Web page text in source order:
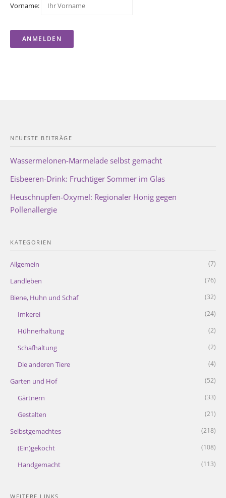
Vorname:
NEUESTE BEITRÄGE
Wassermelonen-Marmelade selbst gemacht
Eisbeeren-Drink: Fruchtiger Sommer im Glas
Heuschnupfen-Oxymel: Regionaler Honig gegen
Pollenallergie
KATEGORIEN
Allgemein (7)
Landleben (76)
Biene, Huhn und Schaf (32)
Imkerei (24)
Hühnerhaltung (2)
Schafhaltung (2)
Die anderen Tiere (4)
Garten und Hof (52)
Gärtnern (33)
Gestalten (21)
Selbstgemachtes (218)
(Ein)gekocht (108)
Handgemacht (113)
WEITERE LINKS